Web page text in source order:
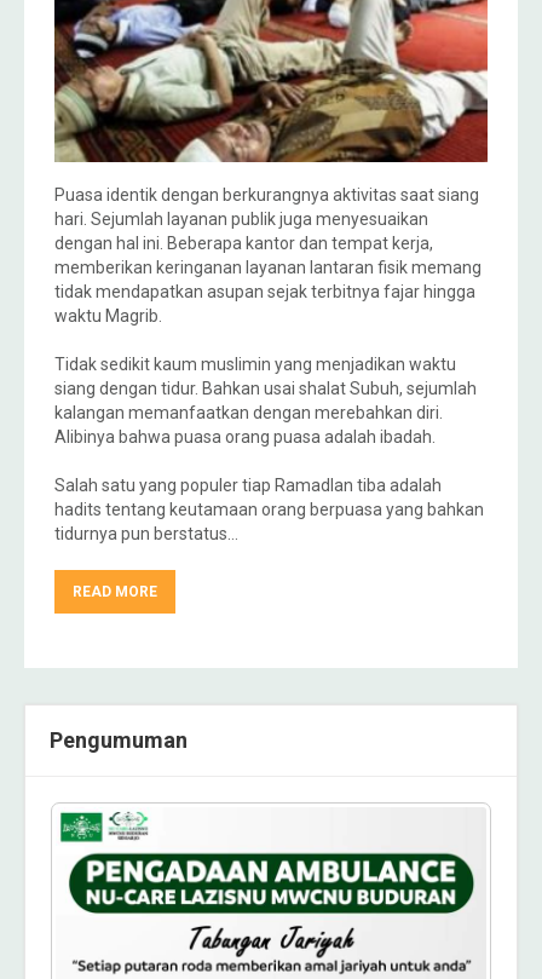
Puasa identik dengan berkurangnya aktivitas saat siang
hari. Sejumlah layanan publik juga menyesuaikan
dengan hal ini. Beberapa kantor dan tempat kerja,
memberikan keringanan layanan lantaran fisik memang
tidak mendapatkan asupan sejak terbitnya fajar hingga
waktu Magrib.
Tidak sedikit kaum muslimin yang menjadikan waktu
siang dengan tidur. Bahkan usai shalat Subuh, sejumlah
kalangan memanfaatkan dengan merebahkan diri.
Alibinya bahwa puasa orang puasa adalah ibadah.
Salah satu yang populer tiap Ramadlan tiba adalah
hadits tentang keutamaan orang berpuasa yang bahkan
tidurnya pun berstatus…
READ MORE
Pengumuman